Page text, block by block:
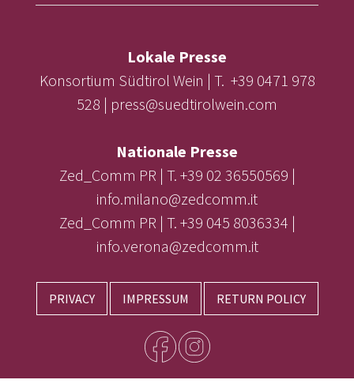
Lokale Presse
Konsortium Südtirol Wein | T. +39 0471 978
528 | press@suedtirolwein.com
Nationale Presse
Zed_Comm PR | T. +39 02 36550569 |
info.milano@zedcomm.it
Zed_Comm PR | T. +39 045 8036334 |
info.verona@zedcomm.it
PRIVACY IMPRESSUM RETURN POLICY